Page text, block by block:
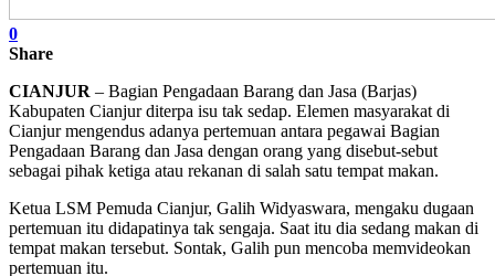
0
Share
CIANJUR – Bagian Pengadaan Barang dan Jasa (Barjas)
Kabupaten Cianjur diterpa isu tak sedap. Elemen masyarakat di
Cianjur mengendus adanya pertemuan antara pegawai Bagian
Pengadaan Barang dan Jasa dengan orang yang disebut-sebut
sebagai pihak ketiga atau rekanan di salah satu tempat makan.
Ketua LSM Pemuda Cianjur, Galih Widyaswara, mengaku dugaan
pertemuan itu didapatinya tak sengaja. Saat itu dia sedang makan di
tempat makan tersebut. Sontak, Galih pun mencoba memvideokan
pertemuan itu.